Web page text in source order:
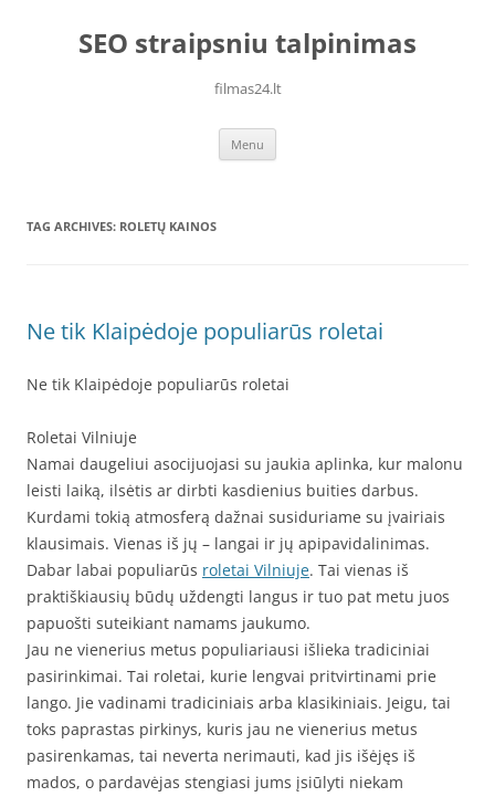
contentSEO straipsniu talpinimas
filmas24.lt
Menu
TAG ARCHIVES: ROLETŲ KAINOS
Ne tik Klaipėdoje populiarūs roletai
Ne tik Klaipėdoje populiarūs roletai
Roletai Vilniuje
Namai daugeliui asocijuojasi su jaukia aplinka, kur malonu
leisti laiką, ilsėtis ar dirbti kasdienius buities darbus.
Kurdami tokią atmosferą dažnai susiduriame su įvairiais
klausimais. Vienas iš jų – langai ir jų apipavidalinimas.
Dabar labai populiarūs roletai Vilniuje. Tai vienas iš
praktiškiausių būdų uždengti langus ir tuo pat metu juos
papuošti suteikiant namams jaukumo.
Jau ne vienerius metus populiariausi išlieka tradiciniai
pasirinkimai. Tai roletai, kurie lengvai pritvirtinami prie
lango. Jie vadinami tradiciniais arba klasikiniais. Jeigu, tai
toks paprastas pirkinys, kuris jau ne vienerius metus
pasirenkamas, tai neverta nerimauti, kad jis išėjęs iš
mados, o pardavėjas stengiasi jums įsiūlyti niekam